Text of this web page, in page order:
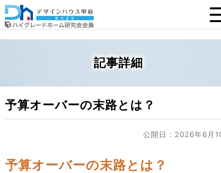
記事詳細
予算オーバーの末路とは？
公開日：2026年6月
予算オーバーの末路とは？